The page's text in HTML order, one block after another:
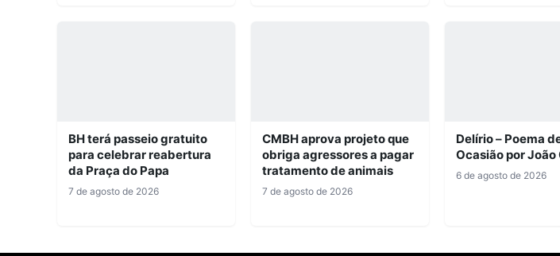
BH terá passeio gratuito
para celebrar reabertura
da Praça do Papa
7 de agosto de 2026
CMBH aprova projeto que
obriga agressores a pagar
tratamento de animais
7 de agosto de 2026
Delírio – Poema
Ocasião por João
6 de agosto de 2026